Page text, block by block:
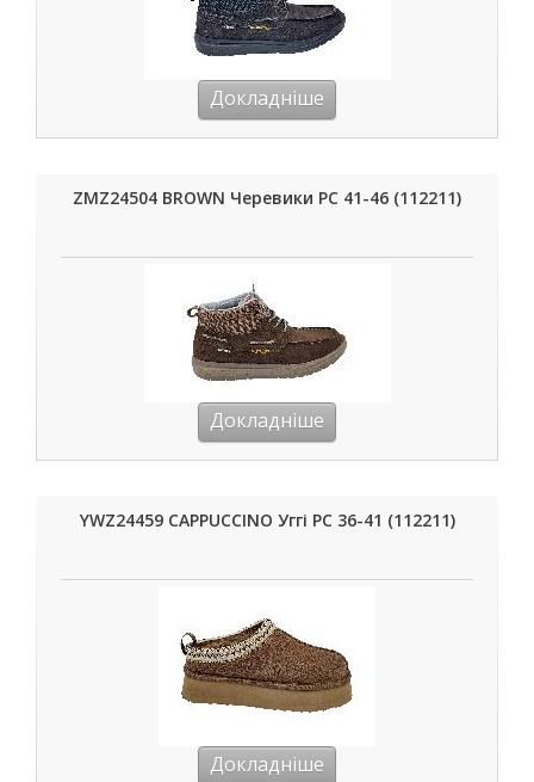
Докладніше
ZMZ24504 BROWN Черевики РС 41-46 (112211)
Докладніше
YWZ24459 CAPPUCCINO Уггі РС 36-41 (112211)
Докладніше